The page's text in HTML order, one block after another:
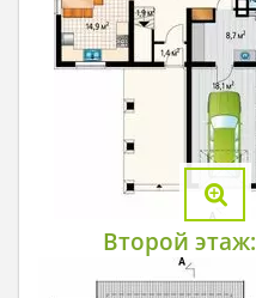
Второй этаж: